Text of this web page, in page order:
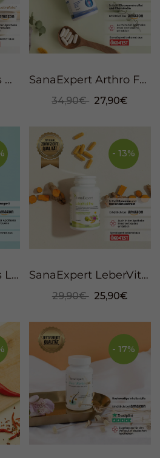
SanaExpert Natalis Pre, Cápsulas, 30 piezas SanaExpert Arthro Forte, 120 Kapseln
34,90€ 27,90€
SanaExpert Natalis Lact, Cápsulas, 90 piezas
- 13%
SanaExpert LeberVital Pro, Cápsulas, 120 piezas
29,90€ 25,90€
- 17%